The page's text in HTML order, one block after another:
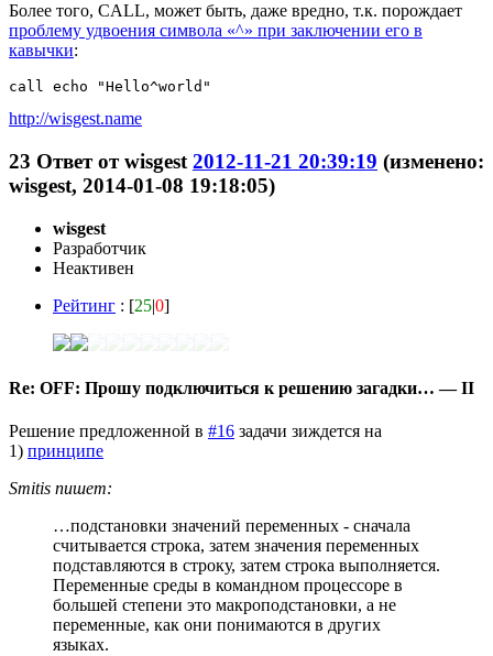
Более того, CALL, может быть, даже вредно, т.к. порождает
проблему удвоения символа «^» при заключении его в
кавычки:
call echo "Hello^world"
http://wisgest.name
23 Ответ отwisgest 2012-11-21 20:39:19 (изменено:
wisgest, 2014-01-08 19:18:05)
wisgest
Разработчик
Неактивен
Рейтинг : [25|0]
Re: OFF: Прошу подключиться к решению загадки… — II
Решение предложенной в #16 задачи зиждется на
1) принципе
Smitis пишет:
…подстановки значений переменных - сначала
считывается строка, затем значения переменных
подставляются в строку, затем строка выполняется.
Переменные среды в командном процессоре в
большей степени это макроподстановки, а не
переменные, как они понимаются в других
языках.